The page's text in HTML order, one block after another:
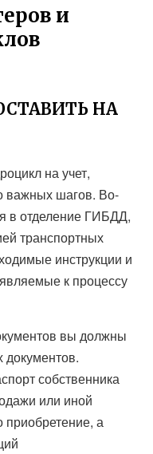
и
НА
на учет,
важных шагов. Во-
в отделение ГИБДД,
транспортных
инструкции и
к процессу
вы должны
документов.
собственника
или иной
а